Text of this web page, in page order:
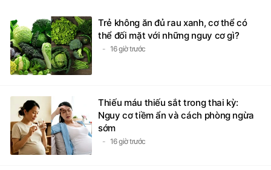
Trẻ không ăn đủ rau xanh, cơ thể có
thể đối mặt với những nguy cơ gì?
16 giờ trước
Thiếu máu thiếu sắt trong thai kỳ:
Nguy cơ tiềm ẩn và cách phòng ngừa
sớm
16 giờ trước